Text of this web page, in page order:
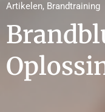
Artikelen, Brandtraining